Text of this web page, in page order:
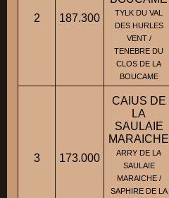
2 187.300
TYLK DU VAL
DES HURLES
VENT /
TENEBRE DU
CLOS DE LA
BOUCAME
3 173.000
CAIUS DE
LA
SAULAIE
MARAICHE
ARRY DE LA
SAULAIE
MARAICHE /
SAPHIRE DE LA